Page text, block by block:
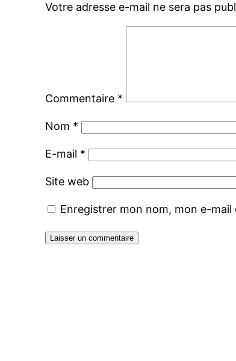
Votre adresse e-mail ne sera pas
Commentaire *
Nom *
E-mail *
Site web
Enregistrer mon nom, mon e-